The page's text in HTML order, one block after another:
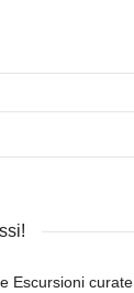
Escursioni curate